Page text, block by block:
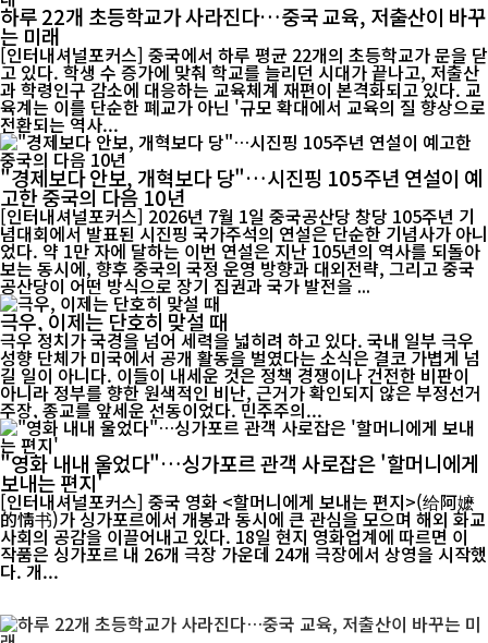
하루 22개 초등학교가 사라진다…중국 교육, 저출산이 바꾸
는 미래
[인터내셔널포커스] 중국에서 하루 평균 22개의 초등학교가 문을 닫
고 있다. 학생 수 증가에 맞춰 학교를 늘리던 시대가 끝나고, 저출산
과 학령인구 감소에 대응하는 교육체계 재편이 본격화되고 있다. 교
육계는 이를 단순한 폐교가 아닌 '규모 확대에서 교육의 질 향상으로
전환되는 역사...
"경제보다 안보, 개혁보다 당"…시진핑 105주년 연설이 예
고한 중국의 다음 10년
[인터내셔널포커스] 2026년 7월 1일 중국공산당 창당 105주년 기
념대회에서 발표된 시진핑 국가주석의 연설은 단순한 기념사가 아니
었다. 약 1만 자에 달하는 이번 연설은 지난 105년의 역사를 되돌아
보는 동시에, 향후 중국의 국정 운영 방향과 대외전략, 그리고 중국
공산당이 어떤 방식으로 장기 집권과 국가 발전을 ...
극우, 이제는 단호히 맞설 때
극우 정치가 국경을 넘어 세력을 넓히려 하고 있다. 국내 일부 극우
성향 단체가 미국에서 공개 활동을 벌였다는 소식은 결코 가볍게 넘
길 일이 아니다. 이들이 내세운 것은 정책 경쟁이나 건전한 비판이
아니라 정부를 향한 원색적인 비난, 근거가 확인되지 않은 부정선거
주장, 종교를 앞세운 선동이었다. 민주주의...
"영화 내내 울었다"…싱가포르 관객 사로잡은 '할머니에게
보내는 편지'
[인터내셔널포커스] 중국 영화 <할머니에게 보내는 편지>(给阿嬷
的情书)가 싱가포르에서 개봉과 동시에 큰 관심을 모으며 해외 화교
사회의 공감을 이끌어내고 있다. 18일 현지 영화업계에 따르면 이
작품은 싱가포르 내 26개 극장 가운데 24개 극장에서 상영을 시작했
다. 개...